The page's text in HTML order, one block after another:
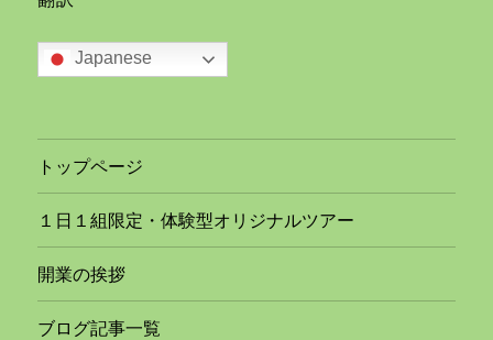
Japanese
トップページ
１日１組限定・体験型オリジナルツアー
開業の挨拶
ブログ記事一覧